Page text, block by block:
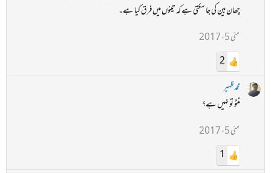
چھان‌بین کی جا سکتی ہے کہ تینوں میں فرق کیا ہے۔
مئی 5، 2017
2
محمدظہیر
منٹو تو نہیں ہے؟
مئی 5، 2017
1